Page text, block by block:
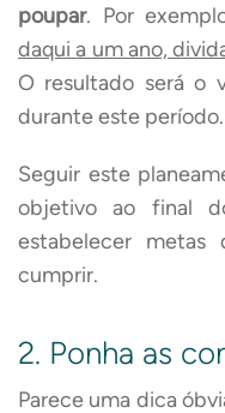
poupar. Por
daqui a um ano,
O resultado será o
durante este período.
Seguir este
objetivo ao final
estabelecer metas
cumprir.
2. Ponha as
Parece uma dica